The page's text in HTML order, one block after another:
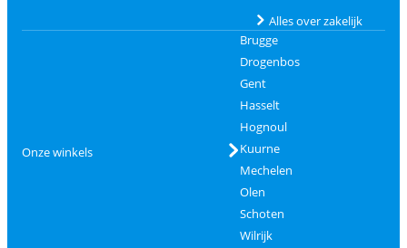
Alles over zakelijk
Onze winkels
Brugge
Drogenbos
Gent
Hasselt
Hognoul
Kuurne
Mechelen
Olen
Schoten
Wilrijk